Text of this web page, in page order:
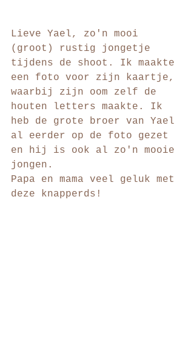
Lieve Yael, zo'n mooi
(groot) rustig jongetje
tijdens de shoot. Ik maakte
een foto voor zijn kaartje,
waarbij zijn oom zelf de
houten letters maakte. Ik
heb de grote broer van Yael
al eerder op de foto gezet
en hij is ook al zo'n mooie
jongen.
Papa en mama veel geluk met
deze knapperds!